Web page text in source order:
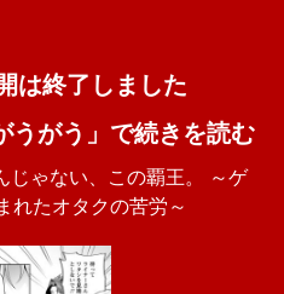
は終了しました
うがう」で続きを読む
じゃない、この覇王。 ～ゲ
れたオタクの苦労～